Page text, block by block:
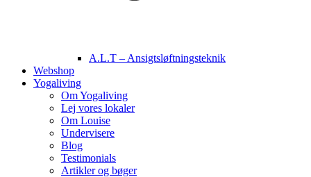
A.L.T – Ansigtsløftningsteknik
Webshop
Yogaliving
Om Yogaliving
Lej vores lokaler
Om Louise
Undervisere
Blog
Testimonials
Artikler og bøger